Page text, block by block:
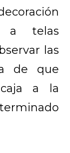
a telas
las
de que
a la